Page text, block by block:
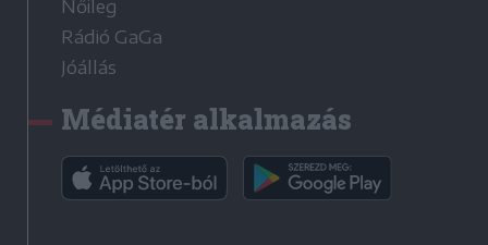
Nőileg
Rádió GaGa
Jóállás
Médiatér alkalmazás